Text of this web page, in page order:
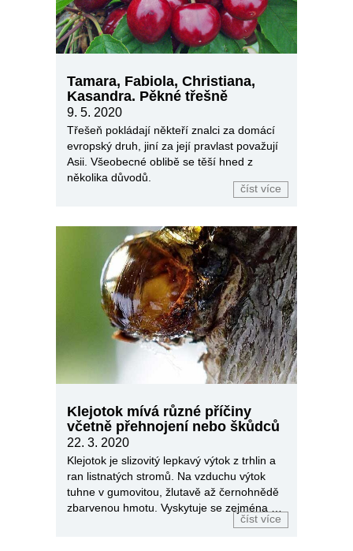
Tamara, Fabiola, Christiana,
Kasandra. Pěkné třešně
9. 5. 2020
Třešeň pokládají někteří znalci za domácí
evropský druh, jiní za její pravlast považují
Asii. Všeobecné oblibě se těší hned z
několika důvodů.
číst více
Klejotok mívá různé příčiny
včetně přehnojení nebo škůdců
22. 3. 2020
Klejotok je slizovitý lepkavý výtok z trhlin a
ran listnatých stromů. Na vzduchu výtok
tuhne v gumovitou, žlutavě až černohnědě
zbarvenou hmotu. Vyskytuje se zejména u
číst více